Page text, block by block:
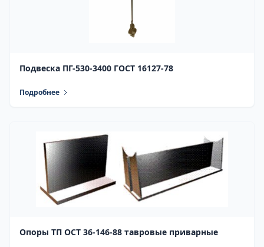
Подвеска ПГ-530-3400 ГОСТ 16127-78
Подробнее
Опоры ТП ОСТ 36-146-88 тавровые приварные